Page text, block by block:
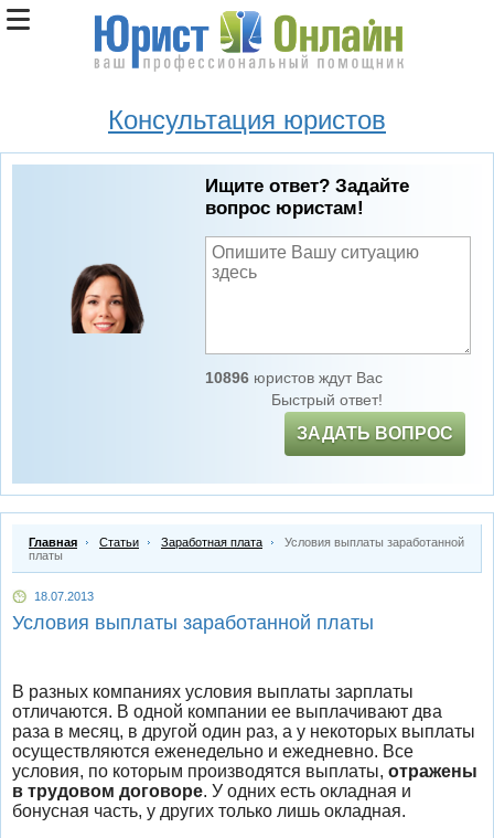
Консультация юристов
Ищите ответ? Задайте
вопрос юристам!
10896юристов ждут Вас
Быстрый ответ!
ЗАДАТЬ ВОПРОС
Главная Статьи Заработная плата
Условия выплаты заработанной
платы
18.07.2013
Условия выплаты заработанной платы
В разных компаниях условия выплаты зарплаты
отличаются. В одной компании ее выплачивают два
раза в месяц, в другой один раз, а у некоторых выплаты
осуществляются еженедельно и ежедневно. Все
условия, по которым производятся выплаты, отражены
в трудовом договоре. У одних есть окладная и
бонусная часть, у других только лишь окладная.